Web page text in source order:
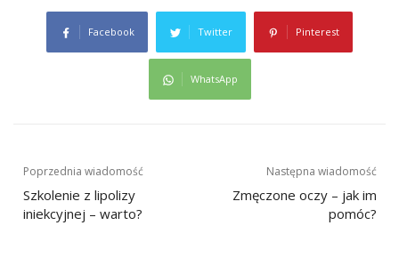
Facebook Twitter Pinterest
WhatsApp
Nawigacja
wpisu
Poprzednia wiadomość
Szkolenie z lipolizy
iniekcyjnej – warto?
Następna wiadomość
Zmęczone oczy – jak im
pomóc?